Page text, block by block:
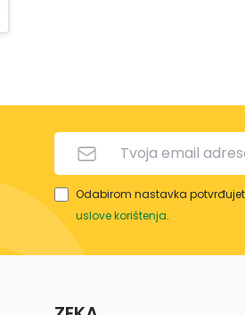
Odabirom nastavka
uslove korištenja.